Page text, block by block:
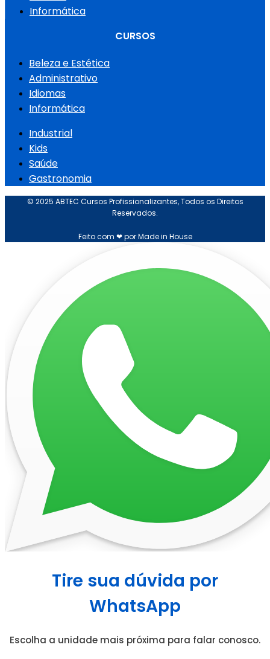
Informática
CURSOS
Beleza e Estética
Administrativo
Idiomas
Informática
Industrial
Kids
Saúde
Gastronomia
© 2025 ABTEC Cursos Profissionalizantes, Todos os Direitos
Reservados.
Feito com ❤ por Made in House
Tire sua dúvida por
WhatsApp
Escolha a unidade mais próxima para falar conosco.